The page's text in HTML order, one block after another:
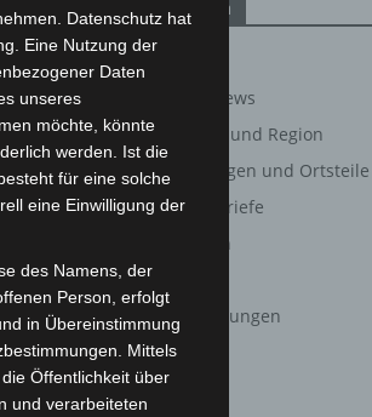
ein
an.
die
Kategorien
Corona-News
Hannover und Region
Langenhagen und Ortsteile
Leserbriefe
Menschen
Über uns
Veranstaltungen
Welt
Datenschutz hat
Eine Nutzung der
Daten
unseres
möchte, könnte
werden. Ist die
für eine solche
eine Einwilligung der
des Namens, der
Person, erfolgt
in Übereinstimmung
Mittels
Öffentlichkeit über
und verarbeiteten